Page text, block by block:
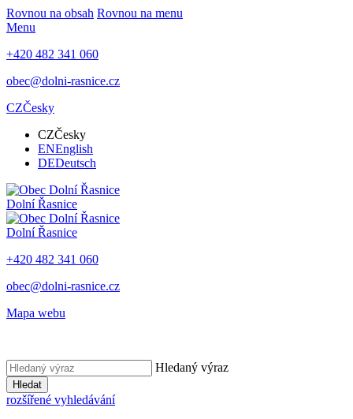
Rovnou na obsah Rovnou na menu
Menu
+420 482 341 060
obec@dolni-rasnice.cz
CZČesky
CZČesky
ENEnglish
DEDeutsch
Dolní Řasnice
Dolní Řasnice
+420 482 341 060
obec@dolni-rasnice.cz
Mapa webu
Hledaný výraz
Hledat
rozšířené vyhledávání